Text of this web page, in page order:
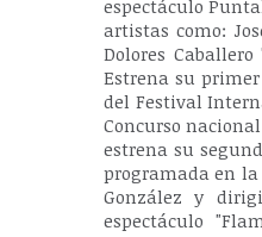
espectáculo
artistas como:
Dolores
Estrena su
del Festival
Concurso
estrena su
programada en
González y
espectáculo